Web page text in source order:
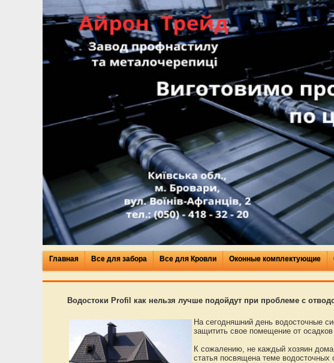
Главная Все для забора Все для Кровли Оконные комплектующие
Водостоки Profil как нельзя лучше подойдут при проблеме с
На сегодняшний день водосточные
защитить свое помещение от
К сожалению, не каждый хозяин дома
статья посвящена теме водосточных